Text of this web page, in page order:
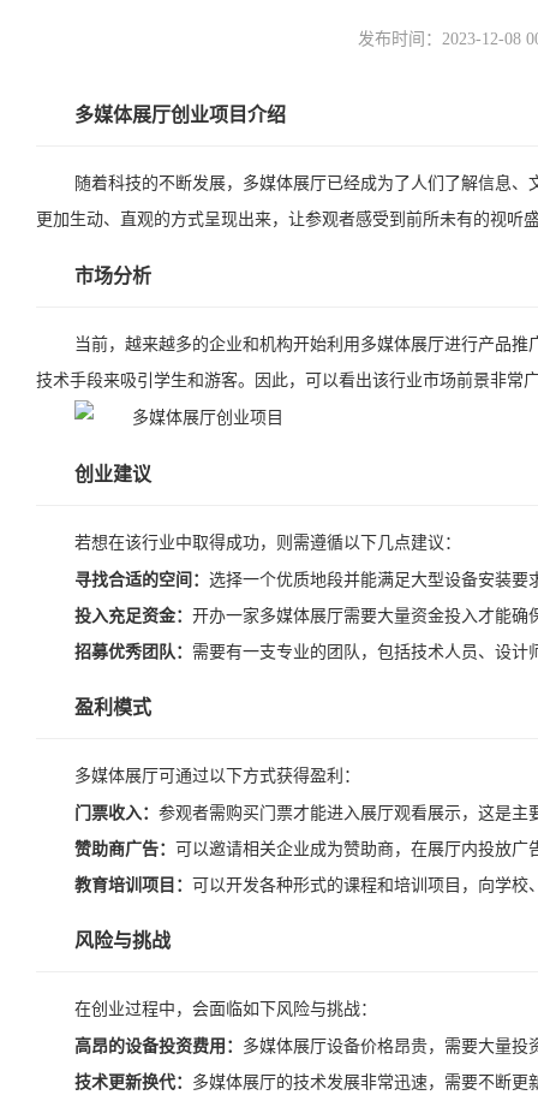
发布时间：2023-12-08
多媒体展厅创业项目介绍
随着科技的不断发展，多媒体展厅已经成为了人们了解信息
更加生动、直观的方式呈现出来，让参观者感受到前所未有的视听
市场分析
当前，越来越多的企业和机构开始利用多媒体展厅进行产品
技术手段来吸引学生和游客。因此，可以看出该行业市场前景非常
创业建议
若想在该行业中取得成功，则需遵循以下几点建议：
寻找合适的空间： 选择一个优质地段并能满足大型设备安装要
投入充足资金： 开办一家多媒体展厅需要大量资金投入才能确
招募优秀团队： 需要有一支专业的团队，包括技术人员、设
盈利模式
多媒体展厅可通过以下方式获得盈利：
门票收入： 参观者需购买门票才能进入展厅观看展示，这是主
赞助商广告：
可以邀请相关企业成为赞助商，在展厅内投放
教育培训项目：
可以开发各种形式的课程和培训项目，向学
风险与挑战
在创业过程中，会面临如下风险与挑战：
高昂的设备投资费用： 多媒体展厅设备价格昂贵，需要大量投
技术更新换代： 多媒体展厅的技术发展非常迅速，需要不断更